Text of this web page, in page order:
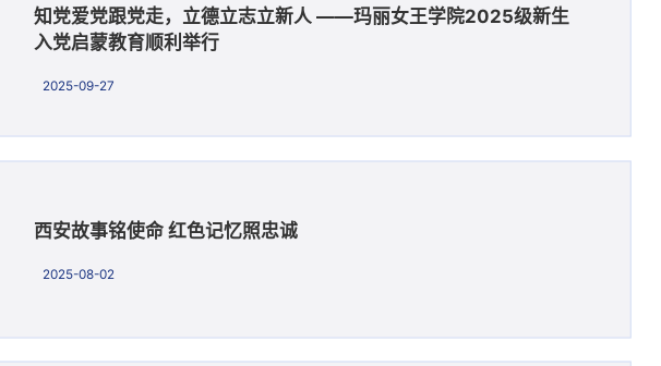
知党爱党跟党走，立德立志立新人 ——玛丽女王学院2025级新生
入党启蒙教育顺利举行
2025-09-27
西安故事铭使命 红色记忆照忠诚
2025-08-02